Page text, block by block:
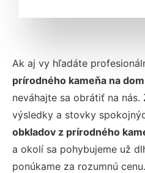
Ak aj vy hľadáte
prírodného kameňa na
neváhajte sa obrátiť na nás.
výsledky a stovky
obkladov z prírodného
a okolí sa pohybujeme už
ponúkame za rozumnú